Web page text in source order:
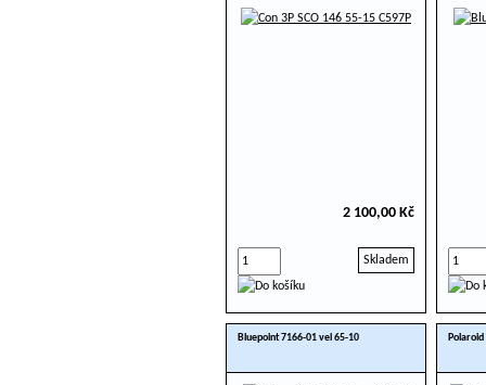
2 100,00 Kč
Skladem
Bluepoint 7166-01 vel 65-10 Polaroid